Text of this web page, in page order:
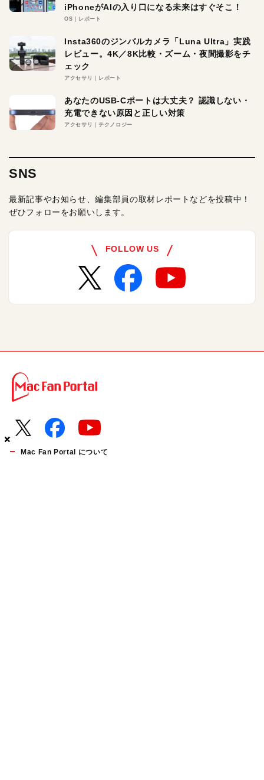
×
×
×
iPhoneがAIの入り口になる未来はすぐそこ！
OS レポート
Insta360のジンバルカメラ「Luna Ultra」実践
レビュー。4K／8K比較・ズーム・夜間撮影をチ
ェック
アクセサリ レポート
あなたのUSB-Cポートは大丈夫？ 認識しない・
充電できない原因と正しい対策
アクセサリ テクノロジー
SNS
最新記事やお知らせ、編集部員の取材レポートなどを投稿中！
ぜひフォローをお願いします。
FOLLOW US
Mac Fan Portal について